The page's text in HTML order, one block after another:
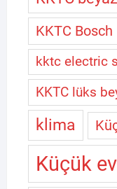
KKTC Bosch
kktc electric
KKTC lüks
klima
Küçük